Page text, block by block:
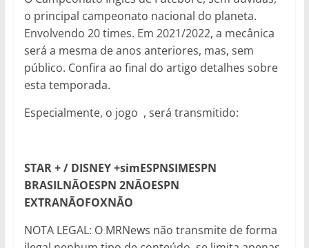
o principal campeonato nacional do planeta.
Envolvendo 20 times. Em 2021/2022, a mecânica
será a mesma de anos anteriores, mas, sem
público. Confira ao final do artigo detalhes sobre
esta temporada.
Especialmente, o jogo , será transmitido:
STAR + / DISNEY +simESPNSIMESPN
BRASILNÃOESPN 2NÃOESPN
EXTRANÃOFOXNÃO
NOTA LEGAL: O MRNews não transmite de forma